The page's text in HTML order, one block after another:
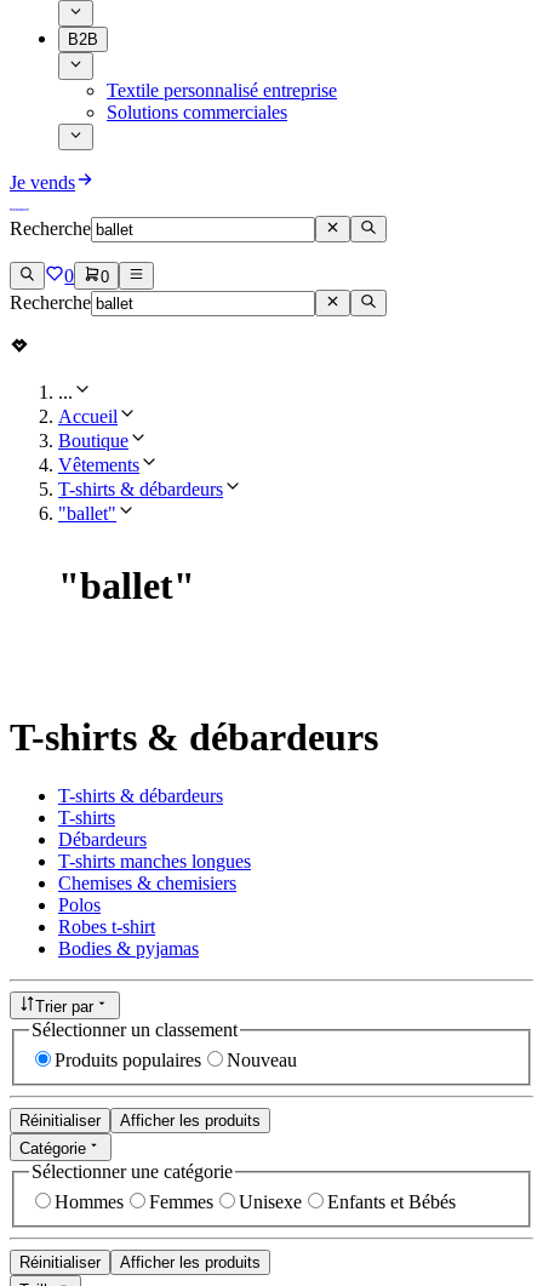
B2B
Textile personnalisé entreprise
Solutions commerciales
Je vends
Recherche
0 0
Recherche
...
Accueil
Boutique
Vêtements
T-shirts & débardeurs
"ballet"
"ballet"
T-shirts & débardeurs
T-shirts & débardeurs
T-shirts
Débardeurs
T-shirts manches longues
Chemises & chemisiers
Polos
Robes t-shirt
Bodies & pyjamas
Trier par
Sélectionner un classement
Produits populaires
Nouveau
Réinitialiser
Afficher les produits
Catégorie
Sélectionner une catégorie
Hommes
Femmes Unisexe Enfants et Bébés
Réinitialiser
Afficher les produits